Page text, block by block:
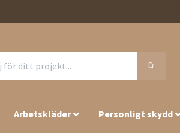
Arbetskläder Personligt skydd